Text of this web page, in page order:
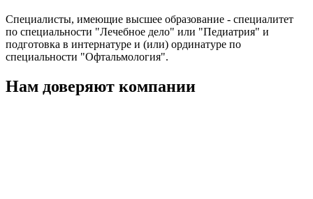
Специалисты, имеющие высшее образование - специалитет
по специальности "Лечебное дело" или "Педиатрия" и
подготовка в интернатуре и (или) ординатуре по
специальности "Офтальмология".
Нам доверяют компании